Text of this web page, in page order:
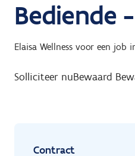
Bediende
Elaisa Wellness voor een job
Solliciteer nuBewaard
Contract